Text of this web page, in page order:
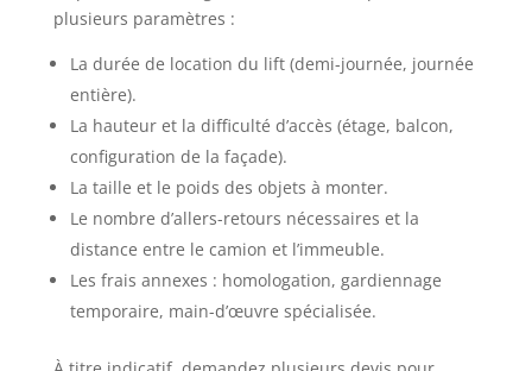
plusieurs paramètres :
La durée de location du lift (demi-journée, journée
entière).
La hauteur et la difficulté d’accès (étage, balcon,
configuration de la façade).
La taille et le poids des objets à monter.
Le nombre d’allers-retours nécessaires et la
distance entre le camion et l’immeuble.
Les frais annexes : homologation, gardiennage
temporaire, main-d’œuvre spécialisée.